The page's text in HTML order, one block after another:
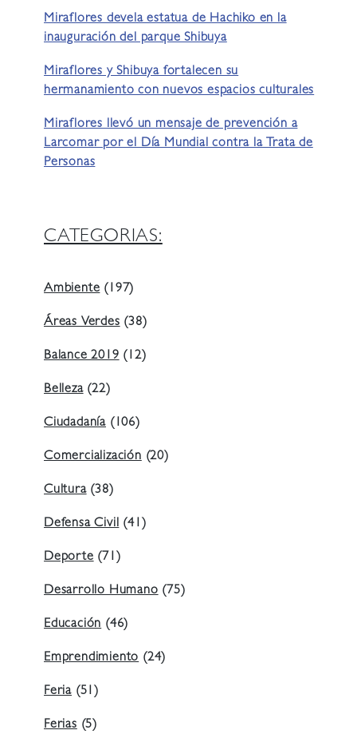
Miraflores devela estatua de Hachiko en la
inauguración del parque Shibuya
Miraflores y Shibuya fortalecen su
hermanamiento con nuevos espacios culturales
Miraflores llevó un mensaje de prevención a
Larcomar por el Día Mundial contra la Trata de
Personas
CATEGORIAS:
Ambiente(197)
Áreas Verdes(38)
Balance 2019(12)
Belleza(22)
Ciudadanía (106)
Comercialización(20)
Cultura(38)
Defensa Civil(41)
Deporte(71)
Desarrollo Humano(75)
Educación(46)
Emprendimiento(24)
Feria (51)
Ferias(5)